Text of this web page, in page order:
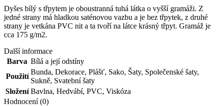
Dyšes bílý s třpytem je oboustranná tuhá látka o vyšší gramáži. Z
jedné strany má hladkou saténovou vazbu a je bez třpytek, z druhé
strany je vetkána PVC nit a ta tvoří na látce krásný třpyt. Gramáž je
cca 175 g/m2.
Další informace
Barva Bílá a její odstíny
Použití
Bunda, Dekorace, Plášť, Sako, Šaty, Společenské šaty,
Sukně, Svatební šaty
Složení Bavlna, Hedvábí, PVC, Viskóza
Hodnocení (0)